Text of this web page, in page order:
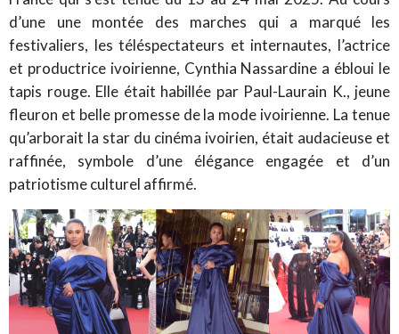
d’une une montée des marches qui a marqué les
festivaliers, les téléspectateurs et internautes, l’actrice
et productrice ivoirienne, Cynthia Nassardine a ébloui le
tapis rouge. Elle était habillée par Paul-Laurain K., jeune
fleuron et belle promesse de la mode ivoirienne. La tenue
qu’arborait la star du cinéma ivoirien, était audacieuse et
raffinée, symbole d’une élégance engagée et d’un
patriotisme culturel affirmé.